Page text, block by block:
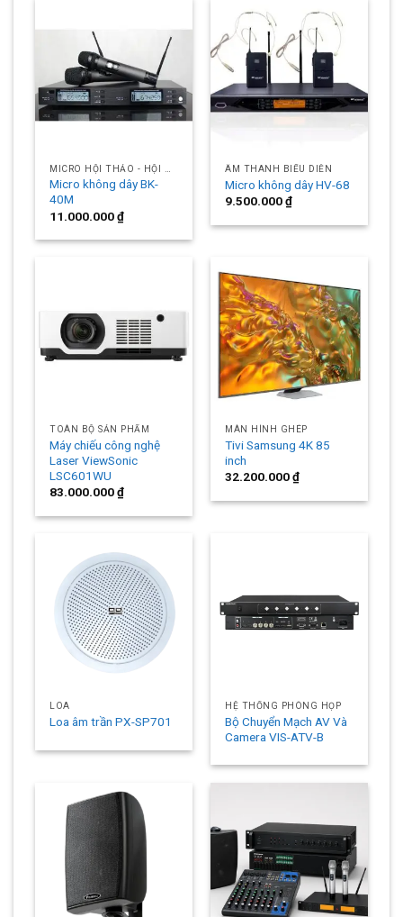
Micro không dây BK-
40M
11.000.000₫
ÂM THANH BIỂU DIỄN
Micro không dây HV-68
9.500.000₫
TOÀN BỘ SẢN PHẨM
Máy chiếu công nghệ
Laser ViewSonic
LSC601WU
83.000.000₫
MÀN HÌNH GHÉP
Tivi Samsung 4K 85
inch
32.200.000₫
LOA
Loa âm trần PX-SP701
HỆ THỐNG PHÒNG HỌP
Bộ Chuyển Mạch AV Và
Camera VIS-ATV-B